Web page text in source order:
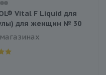
Vital F Liquid для
для женщин № 30